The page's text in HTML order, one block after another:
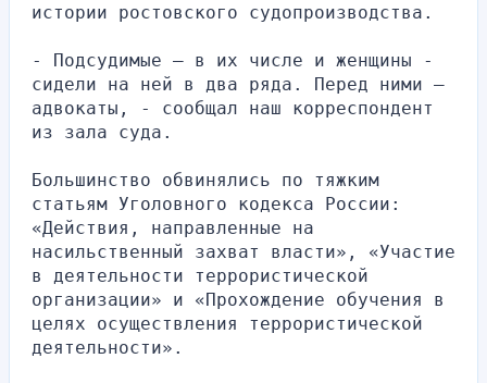
истории ростовского судопроизводства.
- Подсудимые – в их числе и женщины -
сидели на ней в два ряда. Перед ними –
адвокаты, - сообщал наш корреспондент
из зала суда.
Большинство обвинялись по тяжким
статьям Уголовного кодекса России:
«Действия, направленные на
насильственный захват власти», «Участие
в деятельности террористической
организации» и «Прохождение обучения в
целях осуществления террористической
деятельности».